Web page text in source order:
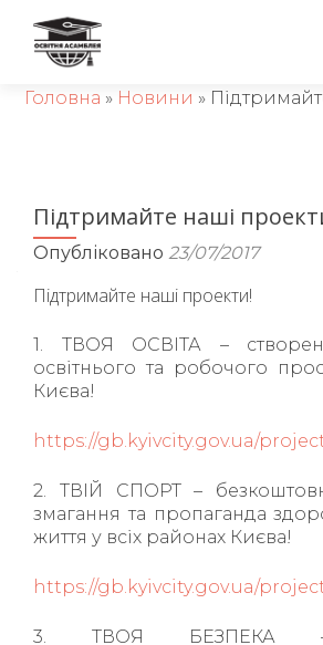
Головна » Новини »
Підтримайте наші
Опубліковано 23/07/2017
Підтримайте наші проекти!
1. ТВОЯ ОСВІТА –
освітнього та робочого
Києва!
https://gb.kyivcity.gov.ua/
2. ТВІЙ СПОРТ –
змагання та пропаганда
життя у всіх районах Києва!
https://gb.kyivcity.gov.ua/
3. ТВОЯ БЕЗПЕКА –